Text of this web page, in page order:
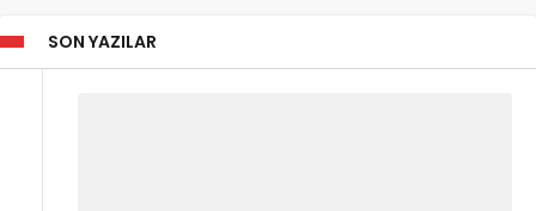
SON YAZILAR